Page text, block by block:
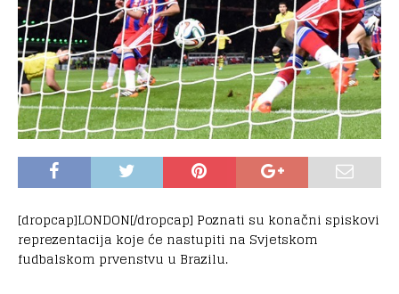
[dropcap]LONDON[/dropcap] Poznati su konačni spiskovi
reprezentacija koje će nastupiti na Svjetskom
fudbalskom prvenstvu u Brazilu.